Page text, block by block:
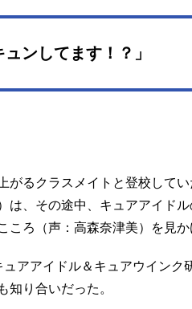
ュアズキューン：南條愛乃メロ
花井美春ピカリーネ：大原さや
ンしてます！？」
がるクラスメイトと登校してい
は、その途中、キュアアイド
ころ（声：高森奈津美）を見か
アアイドル＆キュアウインク
知り合いだった。